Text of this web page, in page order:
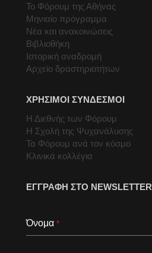
Το Φόρουμ της Αθήνας
Μηνιαίο πρόγραμμα
Νέα και ανακοινώσεις
Βιβλιοθήκη
Ιστορική αναδρομή
Αρχείο δραστηριοτήτων
ΧΡΗΣΙΜΟΙ ΣΥΝΔΕΣΜΟΙ
Η Διεθνής των Φόρουμ
Η Σχολή της Ψυχανάλυσης
Τα Φόρουμ ανά τον κόσμο
Κλινικά κολλέγια
ΕΓΓΡΑΦΗ ΣΤΟ NEWSLETTER
Όνομα *